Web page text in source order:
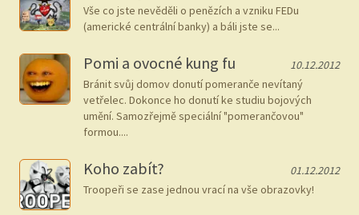
Vše co jste nevěděli o penězích a vzniku FEDu
(americké centrální banky) a báli jste se...
Pomi a ovocné kung fu
10.12.2012
Bránit svůj domov donutí pomeranče nevítaný
vetřelec. Dokonce ho donutí ke studiu bojových
umění. Samozřejmě speciální "pomerančovou"
formou....
Koho zabít?
01.12.2012
Troopeři se zase jednou vrací na vše obrazovky!